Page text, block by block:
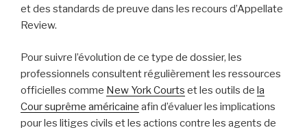
et des standards de preuve dans les recours d’Appellate
Review.
Pour suivre l’évolution de ce type de dossier, les
professionnels consultent régulièrement les ressources
officielles comme New York Courts et les outils de la
Cour suprême américaine afin d’évaluer les implications
pour les litiges civils et les actions contre les agents de